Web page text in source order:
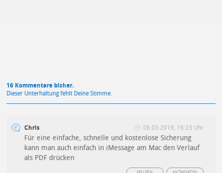
16 Kommentare bisher.
Dieser Unterhaltung fehlt Deine Stimme.
Chris 06.03.2019, 16:23 Uhr
Für eine einfache, schnelle und kostenlose Sicherung
kann man auch einfach in iMessage am Mac den Verlauf
als PDF drücken